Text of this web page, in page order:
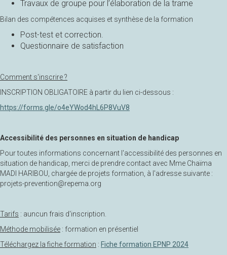
Travaux de groupe pour l’élaboration de la trame
Bilan des compétences acquises et synthèse de la formation
Post-test et correction.
Questionnaire de satisfaction
Comment s'inscrire ?
INSCRIPTION OBLIGATOIRE à partir du lien ci-dessous :
https://forms.gle/o4eYWod4hL6P8VuV8
Accessibilité des personnes en situation de handicap
Pour toutes informations concernant l'accessibilité des personnes en
situation de handicap, merci de prendre contact avec Mme Chaïma
MADI HARIBOU, chargée de projets formation, à l'adresse suivante :
projets-prevention@repema.org
Tarifs : auncun frais d'inscription.
Méthode mobilisée : formation en présentiel
Téléchargez la fiche formation : Fiche formation EPNP 2024